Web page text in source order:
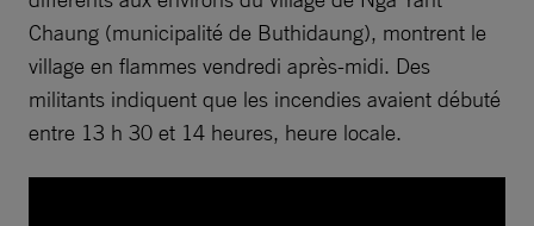
Chaung (municipalité de Buthidaung), montrent le
village en flammes vendredi après-midi. Des
militants indiquent que les incendies avaient débuté
entre 13 h 30 et 14 heures, heure locale.